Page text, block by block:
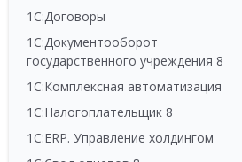
1С:Договоры
1С:Документооборот
государственного учреждения 8
1С:Комплексная автоматизация
1С:Налогоплательщик 8
1С:ERP. Управление холдингом